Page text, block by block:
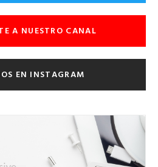
A NUESTRO CANAL
EN INSTAGRAM